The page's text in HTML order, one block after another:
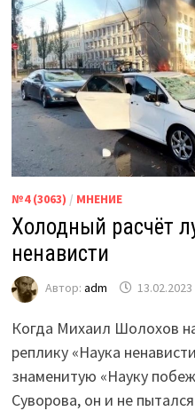
№4 (3063) / МНЕНИЕ
Холодный расчёт
ненависти
Автор: adm 13.02.2023
Когда Михаил Шолохов
реплику «Наука
знаменитую «Науку
Суворова, он и не